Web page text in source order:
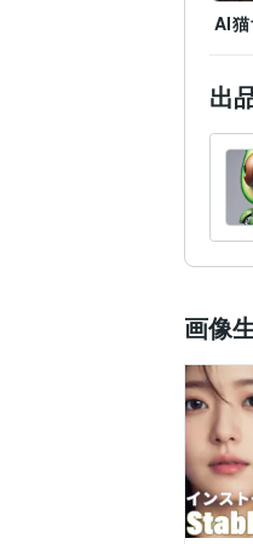
AI猫
出
画像